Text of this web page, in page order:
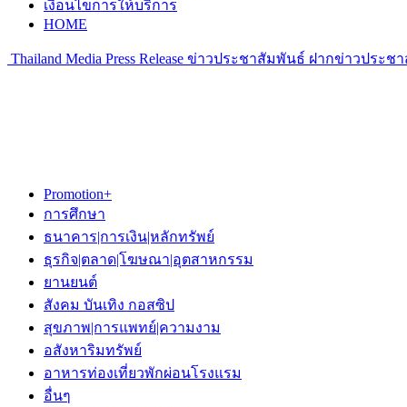
เงื่อนไขการให้บริการ
HOME
Thailand Media Press Release ข่าวประชาสัมพันธ์ ฝากข่าวประ
Promotion+
การศึกษา
ธนาคาร|การเงิน|หลักทรัพย์
ธุรกิจ|ตลาด|โฆษณา|อุตสาหกรรม
ยานยนต์
สังคม บันเทิง กอสซิป
สุขภาพ|การแพทย์|ความงาม
อสังหาริมทรัพย์
อาหารท่องเที่ยวพักผ่อนโรงแรม
อื่นๆ